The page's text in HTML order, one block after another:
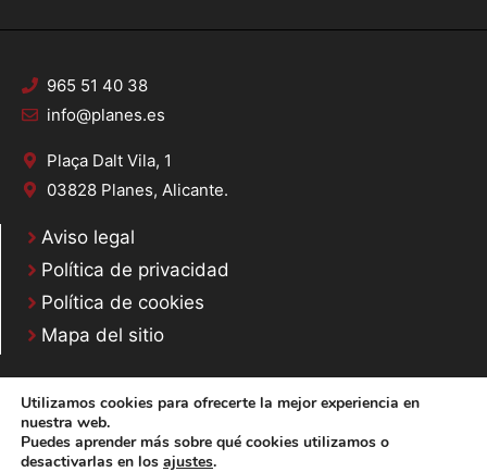
965 51 40 38
info@planes.es
Plaça Dalt Vila, 1
03828 Planes, Alicante.
Aviso legal
Política de privacidad
Política de cookies
Mapa del sitio
© 2020 Web desarrollada por el Servicio de Informática de Diputación de
Utilizamos cookies para ofrecerte la mejor experiencia en
nuestra web.
Puedes aprender más sobre qué cookies utilizamos o
desactivarlas en los ajustes.